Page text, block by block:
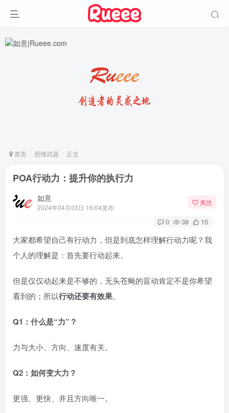
首页 思维武器 正文
POA行动力：提升你的执行力
如意
2024年04月03日 16:04发布
关注
0 38 15
大家都希望自己有行动力，但是到底怎样理解行动力呢？我
个人的理解是：首先要行动起来。
但是仅仅动起来是不够的，无头苍蝇的盲动肯定不是你希望
看到的；所以行动还要有效果。
Q1：什么是“力”？
力与大小、方向、速度有关。
Q2：如何变大力？
更强、更快、并且方向唯一。